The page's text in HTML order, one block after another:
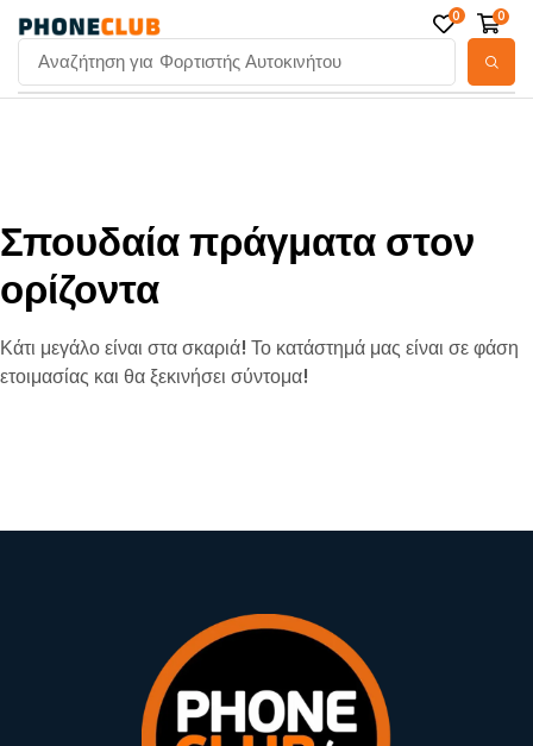
Αναζήτηση για Φορτιστής Αυτοκινήτου
0 0
Σπουδαία πράγματα στον
ορίζοντα
Κάτι μεγάλο είναι στα σκαριά! Το κατάστημά μας είναι σε φάση
ετοιμασίας και θα ξεκινήσει σύντομα!